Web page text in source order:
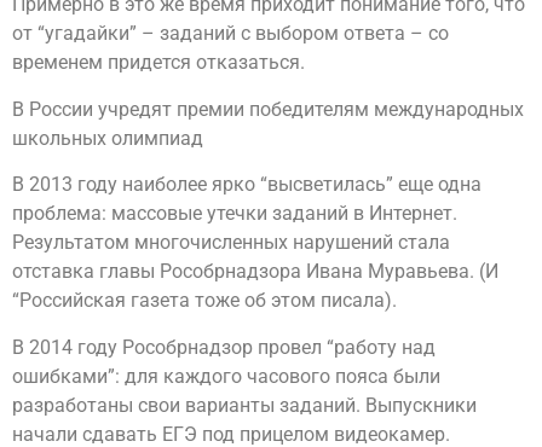
Примерно в это же время приходит понимание того, что
от “угадайки” – заданий с выбором ответа – со
временем придется отказаться.
В России учредят премии победителям международных
школьных олимпиад
В 2013 году наиболее ярко “высветилась” еще одна
проблема: массовые утечки заданий в Интернет.
Результатом многочисленных нарушений стала
отставка главы Рособрнадзора Ивана Муравьева. (И
“Российская газета тоже об этом писала).
В 2014 году Рособрнадзор провел “работу над
ошибками”: для каждого часового пояса были
разработаны свои варианты заданий. Выпускники
начали сдавать ЕГЭ под прицелом видеокамер.